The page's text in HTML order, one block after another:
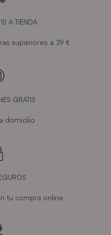
A TIENDA
superiores a 39 €
GRATIS
domicilio
tu compra online